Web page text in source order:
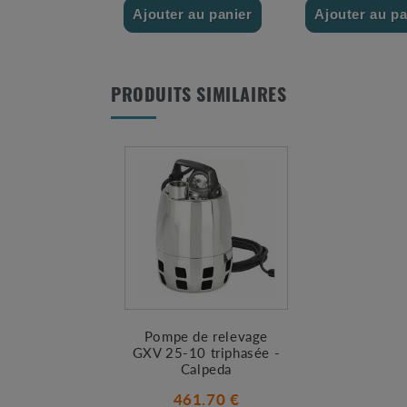
Ajouter au panier Ajouter au
PRODUITS SIMILAIRES
Pompe de relevage
GXV 25-10 triphasée -
Calpeda
461.70 €